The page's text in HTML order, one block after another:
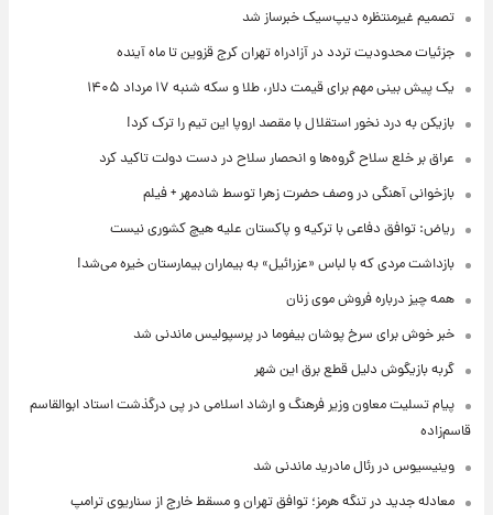
تصمیم غیرمنتظره دیپ‌سیک خبرساز شد
جزئیات محدودیت تردد در آزادراه تهران کرج قزوین تا ماه آینده
یک پیش ‌بینی مهم برای قیمت دلار، طلا و سکه شنبه ۱۷ مرداد ۱۴۰۵
بازیکن به درد نخور استقلال با مقصد اروپا این تیم را ترک کرد!
عراق بر خلع سلاح گروه‌ها و انحصار سلاح در دست دولت تاکید کرد
بازخوانی آهنگی در وصف حضرت زهرا توسط شادمهر + فیلم
ریاض: توافق دفاعی با ترکیه و پاکستان علیه هیچ کشوری نیست
بازداشت مردی که با لباس «عزرائیل» به بیماران بیمارستان خیره می‌شد!
همه چیز درباره فروش موی زنان
خبر خوش برای سرخ پوشان بیفوما در پرسپولیس ماندنی شد
گربه بازیگوش دلیل قطع برق این شهر
پیام تسلیت معاون وزیر فرهنگ و ارشاد اسلامی در پی درگذشت استاد ابوالقاسم
قاسم‌زاده
وینیسیوس در رئال مادرید ماندنی شد
معادله جدید در تنگه هرمز؛ توافق تهران و مسقط خارج از سناریوی ترامپ